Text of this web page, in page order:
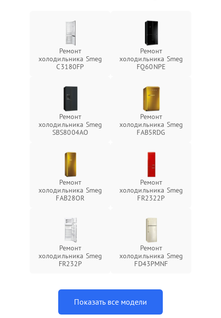
Ремонт
холодильника Smeg
C3180FP
Ремонт
холодильника Smeg
FQ60NPE
Ремонт
холодильника Smeg
SBS8004AO
Ремонт
холодильника Smeg
FAB5RDG
Ремонт
холодильника Smeg
FAB28OR
Ремонт
холодильника Smeg
FR2322P
Ремонт
холодильника Smeg
FR232P
Ремонт
холодильника Smeg
FD43PMNF
Показать все модели